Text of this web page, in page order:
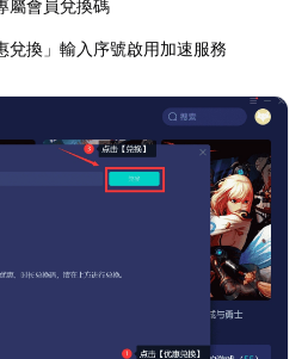
屬會員兌換碼
兌換」輸入序號啟用加速服務